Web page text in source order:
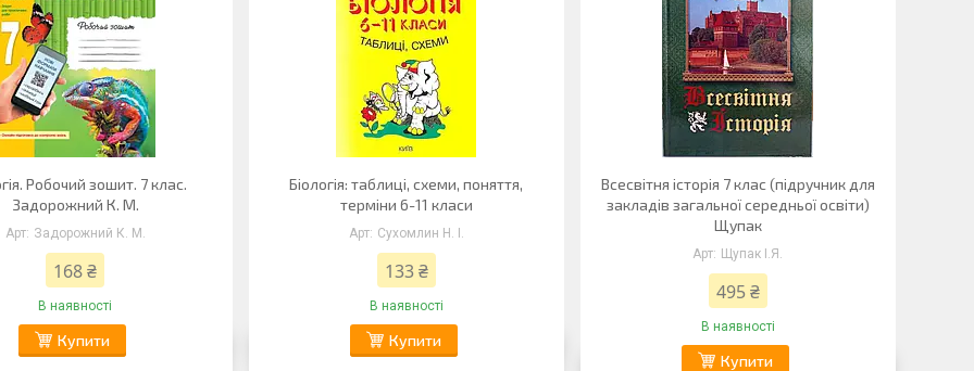
Робочий зошит. 7 клас.
Задорожний К. М.
Задорожний К. М.
168 ₴
В наявності
Купити
Біологія: таблиці, схеми, поняття,
терміни 6-11 класи
Сухомлин Н. І.
133 ₴
В наявності
Купити
Всесвітня історія 7 клас (підручник для
закладів загальної середньої освіти)
Щупак
Щупак І.Я.
495 ₴
В наявності
Купити